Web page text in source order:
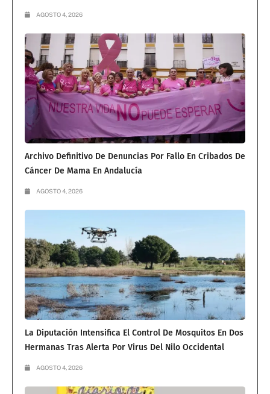
AGOSTO 4, 2026
Archivo Definitivo De Denuncias Por Fallo En Cribados De
Cáncer De Mama En Andalucía
AGOSTO 4, 2026
La Diputación Intensifica El Control De Mosquitos En Dos
Hermanas Tras Alerta Por Virus Del Nilo Occidental
AGOSTO 4, 2026